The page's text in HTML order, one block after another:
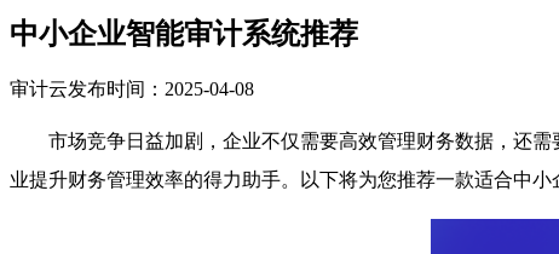
中小企业智能审计系统推荐
审计云发布时间：2025-04-08
市场竞争日益加剧，企业不仅需要高效管理财务数据，还
业提升财务管理效率的得力助手。以下将为您推荐一款适合中小